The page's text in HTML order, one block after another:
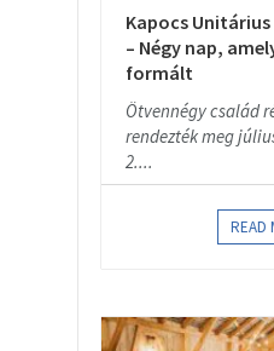
Kapocs
– Négy nap,
formált
Ötvennégy család
rendezték meg
2....
READ